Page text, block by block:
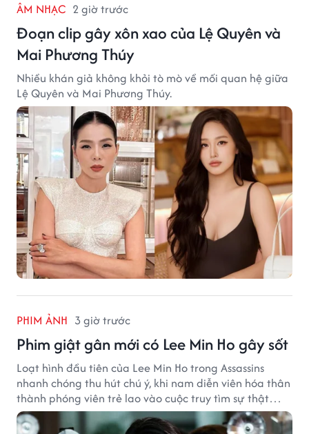
ÂM NHẠC 2 giờ trước
Đoạn clip gây xôn xao của Lệ Quyên và
Mai Phương Thúy
Nhiều khán giả không khỏi tò mò về mối quan hệ giữa
Lệ Quyên và Mai Phương Thúy.
PHIM ẢNH 3 giờ trước
Phim giật gân mới có Lee Min Ho gây sốt
Loạt hình đầu tiên của Lee Min Ho trong Assassins
nhanh chóng thu hút chú ý, khi nam diễn viên hóa thân
thành phóng viên trẻ lao vào cuộc truy tìm sự thật
phía sau một vụ ám sát gây chấn động Hàn Quốc.